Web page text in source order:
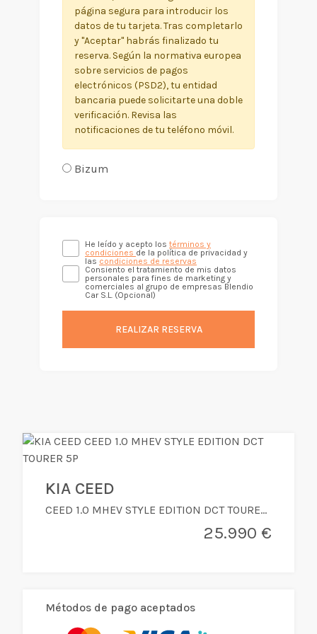
página segura para introducir los
datos de tu tarjeta. Tras completarlo
y "Aceptar" habrás finalizado tu
reserva. Según la normativa europea
sobre servicios de pagos
electrónicos (PSD2), tu entidad
bancaria puede solicitarte una doble
verificación. Revisa las
notificaciones de tu teléfono móvil.
Bizum
He leído y acepto los términos y
condiciones de la política de privacidad y
las condiciones de reservas
Consiento el tratamiento de mis datos
personales para fines de marketing y
comerciales al grupo de empresas Blendio
Car S.L. (Opcional)
REALIZAR RESERVA
KIA CEED
CEED 1.0 MHEV STYLE EDITION DCT TOURER 5P
25.990 €
Métodos de pago aceptados